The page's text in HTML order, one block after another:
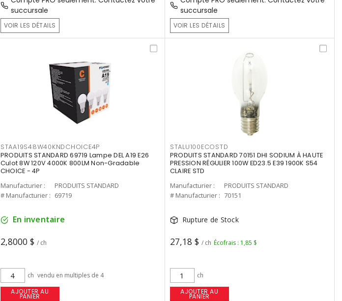
succursale
VOIR LES DÉTAILS
succursale
VOIR LES DÉTAILS
STAA19S48W40KNDCHOICE4P
PRODUITS STANDARD 69719 Lampe DEL A19 E26
Culot 8W 120V 4000K 800LM Non-Gradable
CHOICE - 4P
Manufacturier :
PRODUITS STANDARD
# Manufacturier : 69719
En inventaire
2,8000 $ / ch
ch vendu en multiples de 4
AJOUTER AU
PANIER
STALU100ECOSTD
PRODUITS STANDARD 70151 DHI SODIUM À HAUTE
PRESSION RÉGULIER 100W ED23.5 E39 1900K S54
CLAIRE STD
Manufacturier :
PRODUITS STANDARD
# Manufacturier : 70151
Rupture de Stock
27,18 $ / ch Écofrais : 1,85 $
ch
AJOUTER AU
PANIER